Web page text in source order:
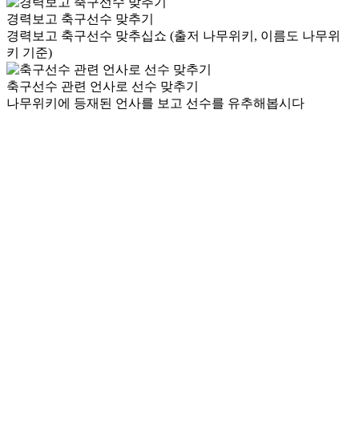
경력보고 축구선수 맞추기
경력보고 축구선수 맞추십쇼 (출저 나무위키, 이름도 나무위
키 기준)
축구선수 관련 언사로 선수 맞추기
나무위키에 등재된 언사를 보고 선수를 유추해봅시다